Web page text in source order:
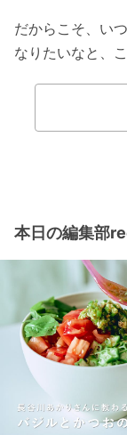
だからこそ、い
なりたいなと、
本日の編集部